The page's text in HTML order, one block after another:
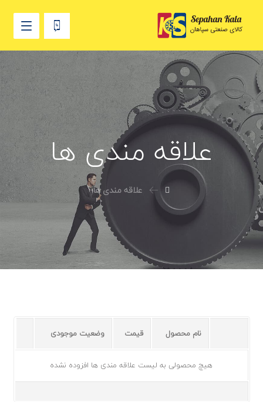
علاقه مندی ها
علاقه مندی ها
نام محصول قیمت وضعیت موجودی
هیچ محصولی به لیست علاقه مندی ها افزوده نشده